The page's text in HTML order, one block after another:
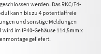
werden. Das RKC/E4-
kann bis zu 4 potentialfreie
und sonstige Meldungen
im IP40-Gehäuse 114,5mm x
geliefert.